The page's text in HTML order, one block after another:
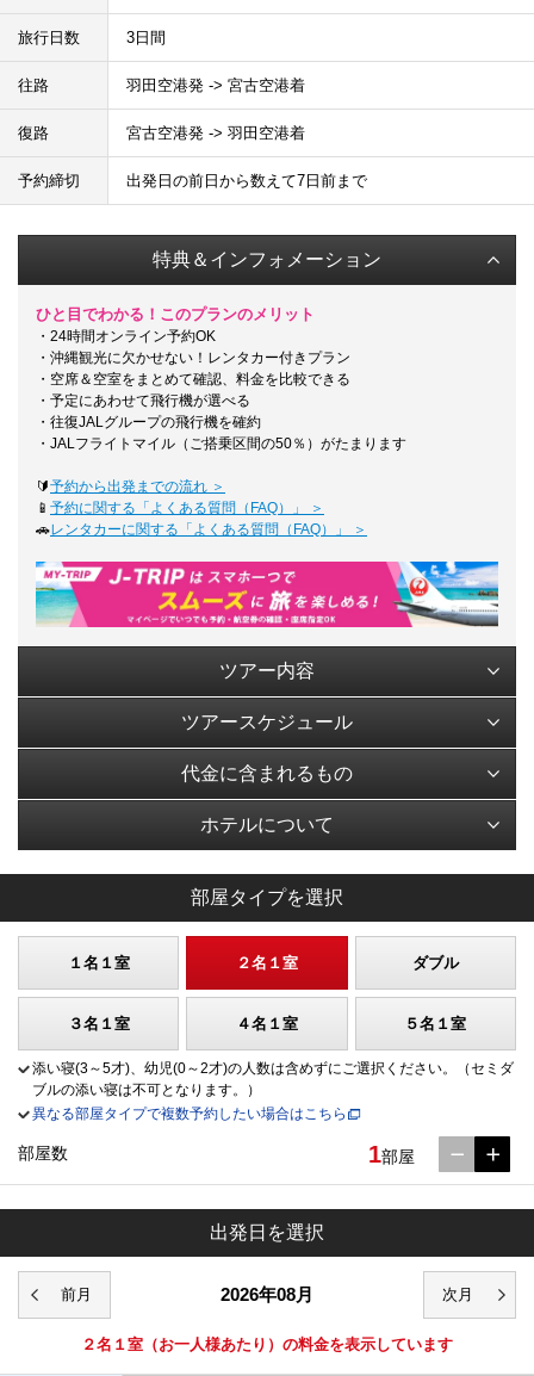
旅行日数 3日間
往路 羽田空港発 -> 宮古空港着
復路 宮古空港発 -> 羽田空港着
予約締切 出発日の前日から数えて7日前まで
特典＆インフォメーション
ひと目でわかる！このプランのメリット
・24時間オンライン予約OK
・沖縄観光に欠かせない！レンタカー付きプラン
・空席＆空室をまとめて確認、料金を比較できる
・予定にあわせて飛行機が選べる
・往復JALグループの飛行機を確約
・JALフライトマイル（ご搭乗区間の50％）がたまります
🔰予約から出発までの流れ ＞
📱 予約に関する「よくある質問（FAQ）」 ＞
🚗レンタカーに関する「よくある質問（FAQ）」 ＞
ツアー内容
ツアースケジュール
代金に含まれるもの
ホテルについて
部屋タイプを選択
１名１室 ２名１室 ダブル
３名１室 ４名１室 ５名１室
添い寝(3～5才)、幼児(0～2才)の人数は含めずにご選択ください。（セミダ
ブルの添い寝は不可となります。）
異なる部屋タイプで複数予約したい場合はこちら
部屋数 1部屋
出発日を選択
2026年08月
２名１室 （お一人様あたり）の料金を表示しています